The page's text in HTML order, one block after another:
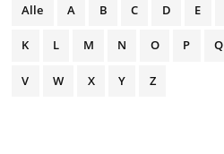
Alle A B C D E
K L M N O P Q
V W X Y Z